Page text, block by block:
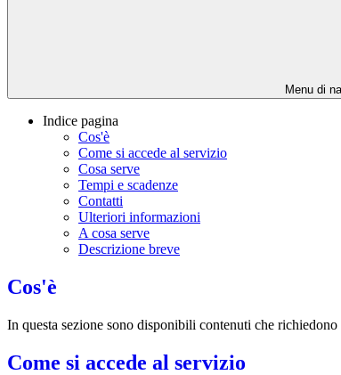
Menu di
Indice pagina
Cos'è
Come si accede al servizio
Cosa serve
Tempi e scadenze
Contatti
Ulteriori informazioni
A cosa serve
Descrizione breve
Cos'è
In questa sezione sono disponibili contenuti che richiedono
Come si accede al servizio